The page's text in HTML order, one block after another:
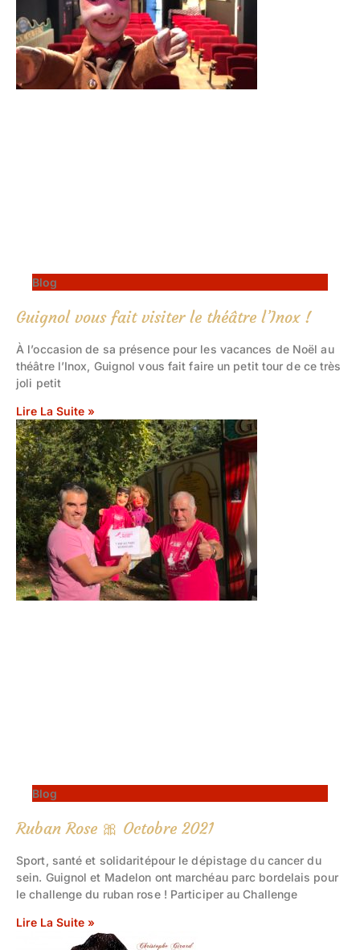
Blog
Guignol vous fait visiter le théâtre l’Inox !
À l’occasion de sa présence pour les vacances de Noël au
théâtre l’Inox, Guignol vous fait faire un petit tour de ce très
joli petit
Lire La Suite »
Blog
Ruban Rose 🎀 Octobre 2021
Sport, santé et solidaritépour le dépistage du cancer du
sein. Guignol et Madelon ont marchéau parc bordelais pour
le challenge du ruban rose ! Participer au Challenge
Lire La Suite »